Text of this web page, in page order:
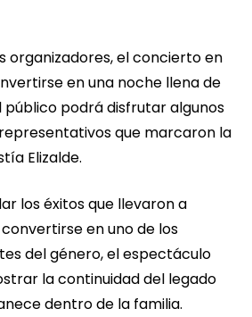
organizadores, el concierto en
en una noche llena de
público podrá disfrutar algunos
que marcaron la
Elizalde.
los éxitos que llevaron a
en uno de los
del género, el espectáculo
la continuidad del legado
dentro de la familia.